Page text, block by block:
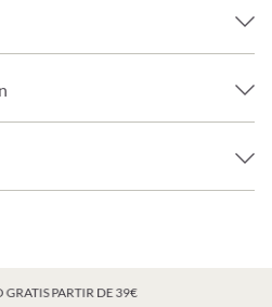
GRATIS PARTIR DE 39€